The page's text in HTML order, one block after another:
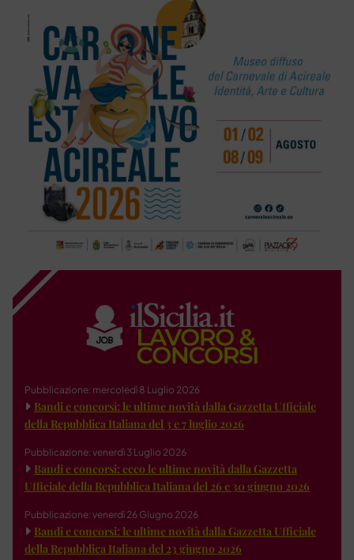
Pubblicazione: mercoledì 8 Luglio 2026
Bandi e concorsi: le ultime novità dalla Gazzetta Ufficiale
della Repubblica Italiana del 3 e 7 luglio 2026
Pubblicazione: venerdì 3 Luglio 2026
Bandi e concorsi: ecco le ultime novità dalla Gazzetta
Ufficiale della Repubblica Italiana del 26 e 30 giugno 2026
Pubblicazione: venerdì 26 Giugno 2026
Bandi e concorsi: le ultime novità dalla Gazzetta Ufficiale
della Repubblica Italiana del 23 giugno 2026